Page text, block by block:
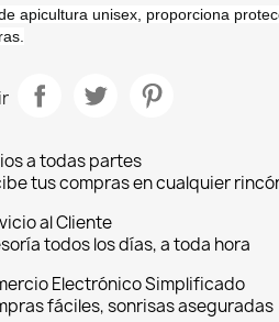
apicultura unisex, proporciona
a todas partes
tus compras en cualquier
al Cliente
todos los días, a toda hora
Electrónico Simplificado
fáciles, sonrisas aseguradas